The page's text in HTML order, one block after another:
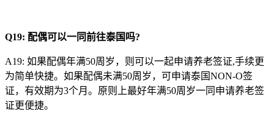
Q19: 配偶可以一同前往泰国吗?
A19: 如果配偶年满50周岁，则可以一起申请养老签证,手续更
为简单快捷。如果配偶未满50周岁，可申请泰国NON-O签
证，有效期为3个月。原则上最好年满50周岁一同申请养老签
证更便捷。